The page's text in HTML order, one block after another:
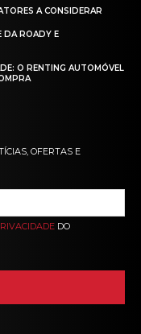
A CONSIDERAR
DA ROADY E
O RENTING AUTOMÓVEL
OFERTAS E
DO